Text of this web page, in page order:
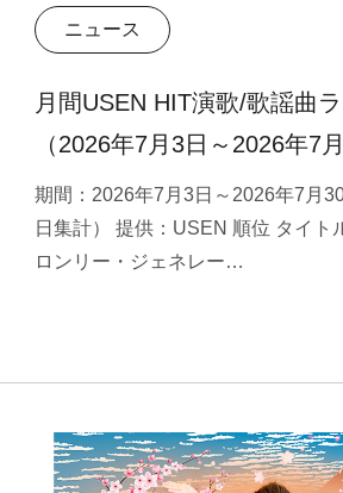
ニュース
月間USEN HIT演歌/歌謡曲
（2026年7月3日～2026年7
期間：2026年7月3日～2026年7月
日集計） 提供：USEN 順位 タイト
ロンリー・ジェネレー…